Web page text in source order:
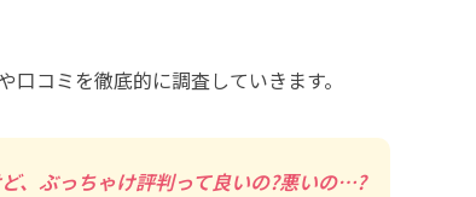
コミを徹底的に調査していきます。
、ぶっちゃけ評判って良いの?悪いの…?